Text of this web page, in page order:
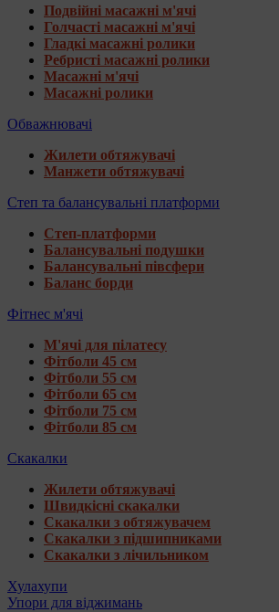
Подвійні масажні м'ячі
Голчасті масажні м'ячі
Гладкі масажні ролики
Ребристі масажні ролики
Масажні м'ячі
Масажні ролики
Обважнювачі
Жилети обтяжувачі
Манжети обтяжувачі
Степ та балансувальні платформи
Степ-платформи
Балансувальні подушки
Балансувальні півсфери
Баланс борди
Фітнес м'ячі
М'ячі для пілатесу
Фітболи 45 см
Фітболи 55 см
Фітболи 65 см
Фітболи 75 см
Фітболи 85 см
Скакалки
Жилети обтяжувачі
Швидкісні скакалки
Скакалки з обтяжувачем
Скакалки з підшипниками
Скакалки з лічильником
Хулахупи
Упори для віджимань